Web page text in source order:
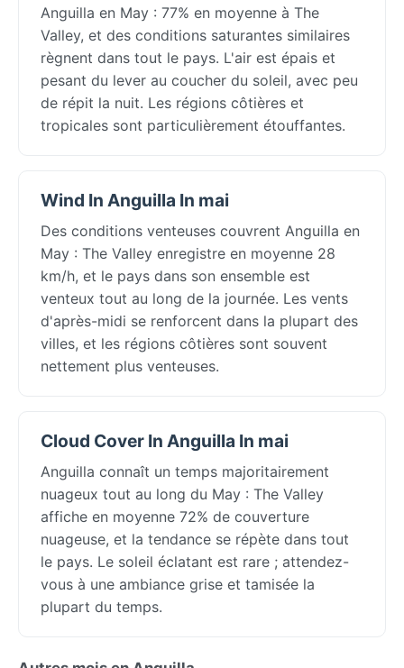
Anguilla en May : 77% en moyenne à The
Valley, et des conditions saturantes similaires
règnent dans tout le pays. L'air est épais et
pesant du lever au coucher du soleil, avec peu
de répit la nuit. Les régions côtières et
tropicales sont particulièrement étouffantes.
Wind In Anguilla In mai
Des conditions venteuses couvrent Anguilla en
May : The Valley enregistre en moyenne 28
km/h, et le pays dans son ensemble est
venteux tout au long de la journée. Les vents
d'après-midi se renforcent dans la plupart des
villes, et les régions côtières sont souvent
nettement plus venteuses.
Cloud Cover In Anguilla In mai
Anguilla connaît un temps majoritairement
nuageux tout au long du May : The Valley
affiche en moyenne 72% de couverture
nuageuse, et la tendance se répète dans tout
le pays. Le soleil éclatant est rare ; attendez-
vous à une ambiance grise et tamisée la
plupart du temps.